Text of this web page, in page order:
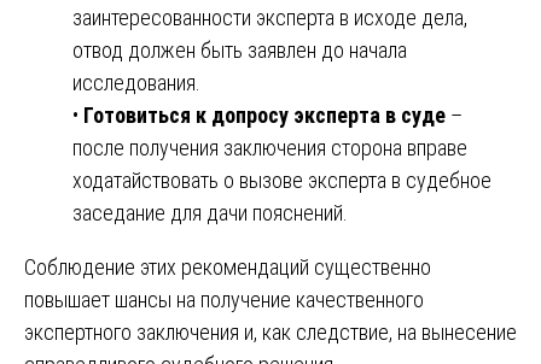
заинтересованности эксперта в исходе дела,
отвод должен быть заявлен до начала
исследования.
• Готовиться к допросу эксперта в суде –
после получения заключения сторона вправе
ходатайствовать о вызове эксперта в судебное
заседание для дачи пояснений.
Соблюдение этих рекомендаций существенно
повышает шансы на получение качественного
экспертного заключения и, как следствие, на вынесение